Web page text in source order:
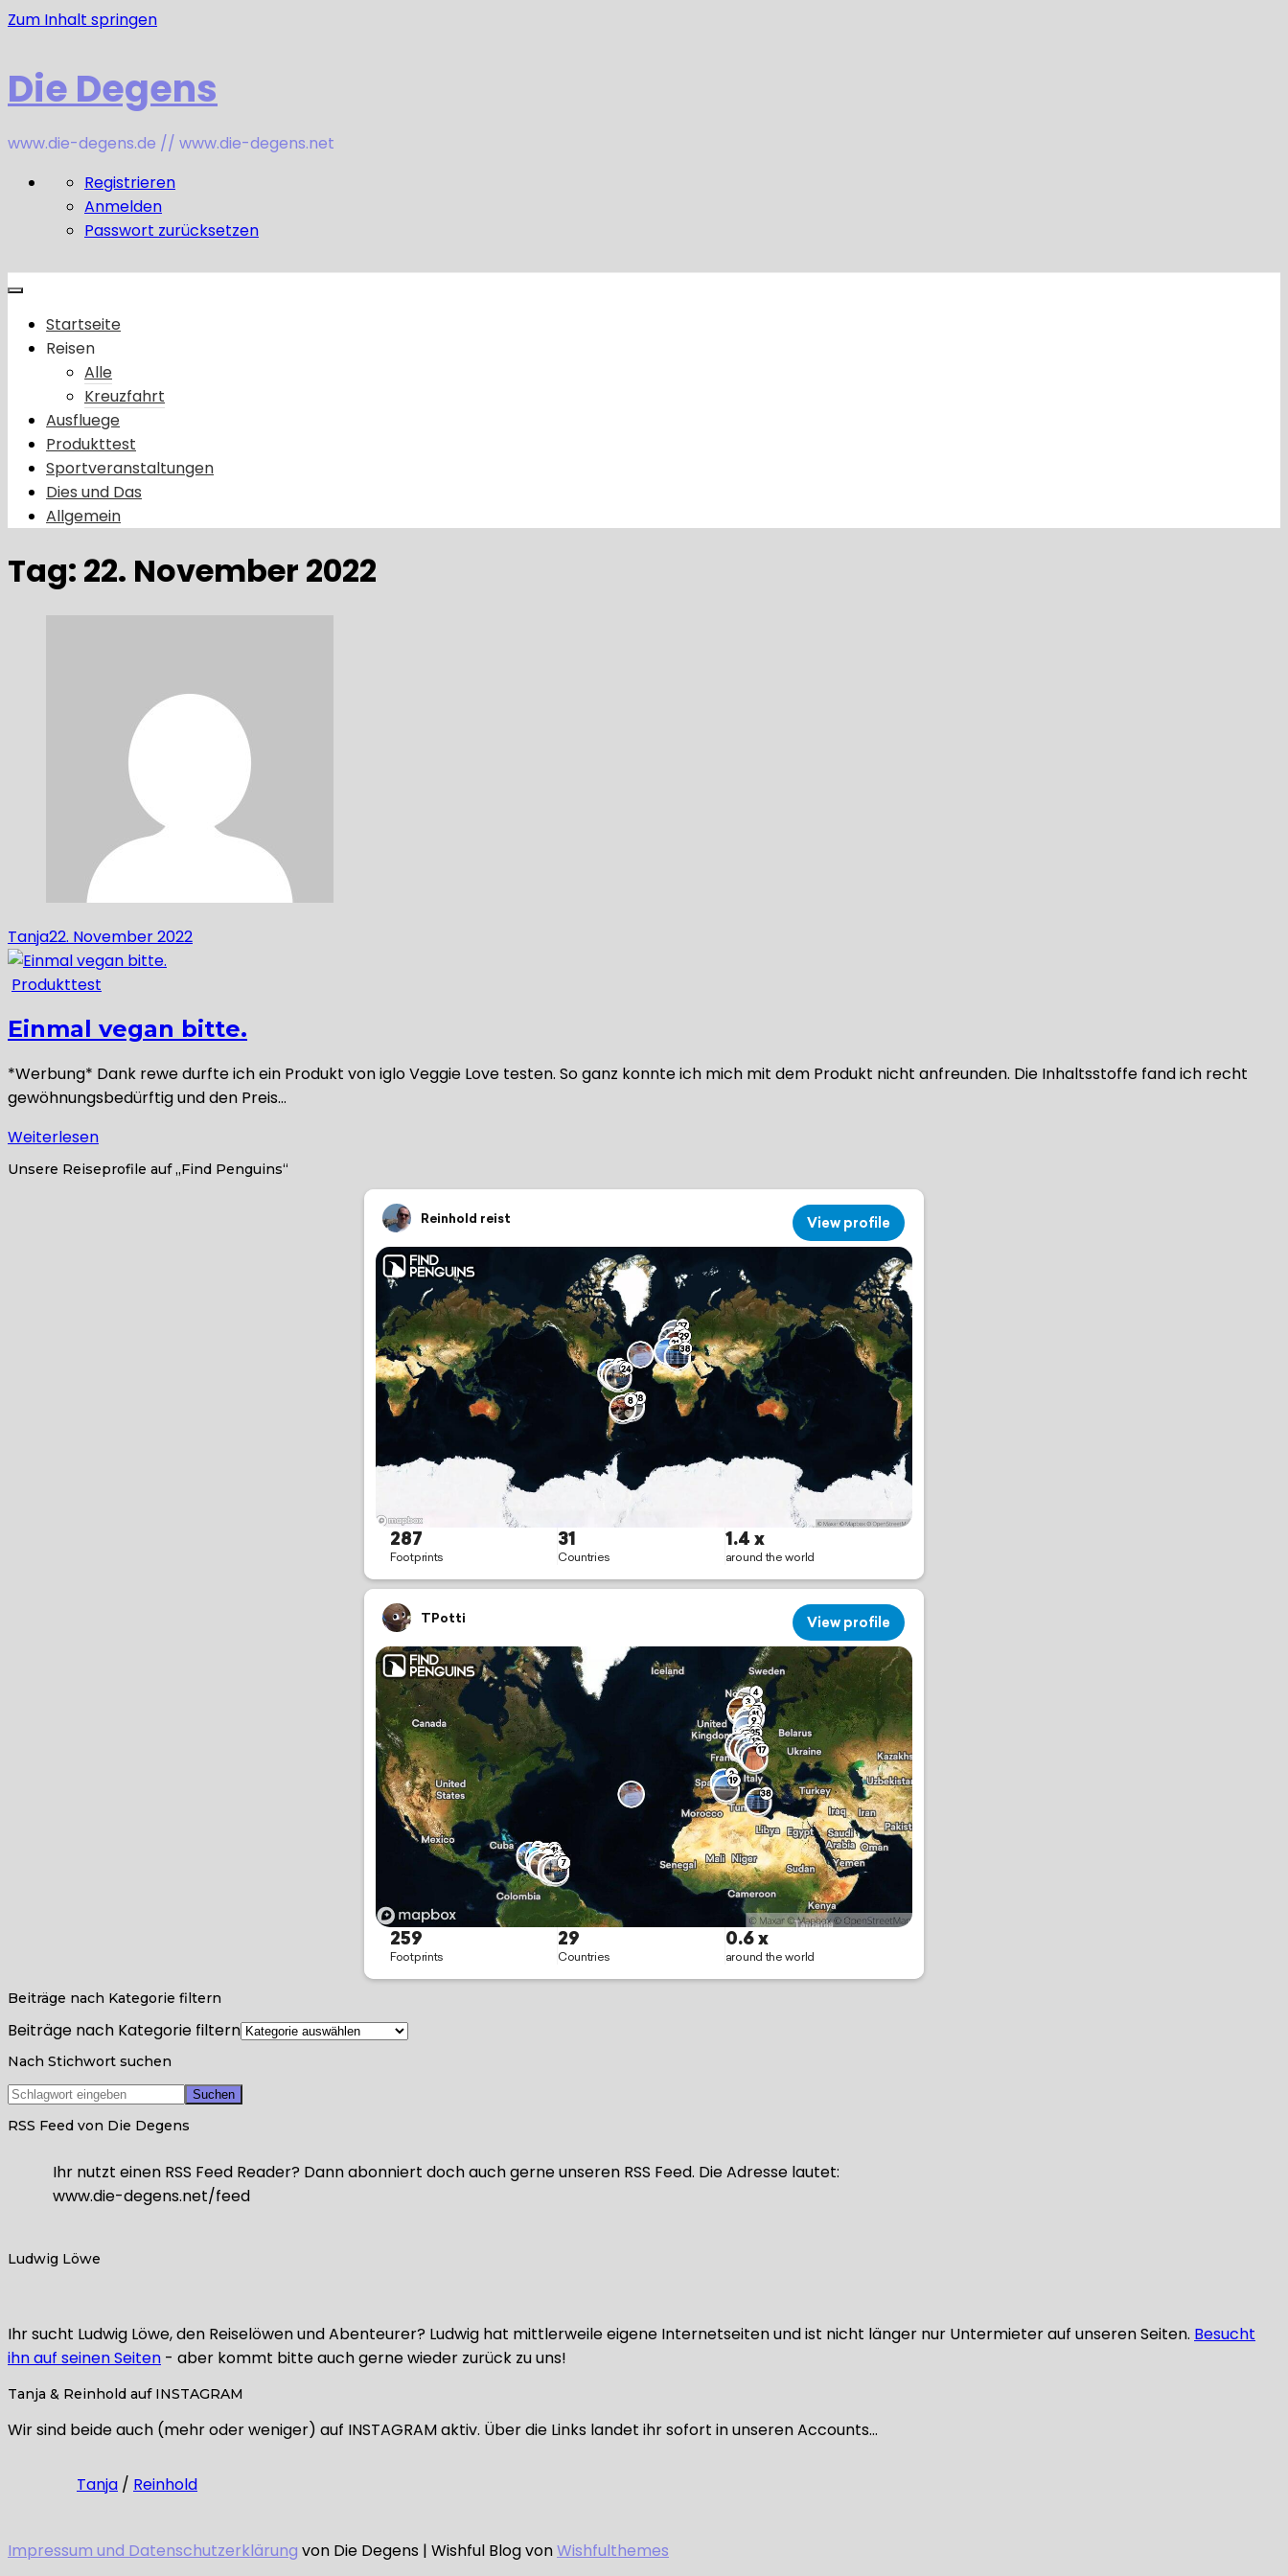
Zum Inhalt springen
Die Degens
www.die-degens.de // www.die-degens.net
Registrieren
Anmelden
Passwort zurücksetzen
Startseite
Reisen
Alle
Kreuzfahrt
Ausfluege
Produkttest
Sportveranstaltungen
Dies und Das
Allgemein
Tag: 22. November 2022
Tanja22. November 2022
Produkttest
Einmal vegan bitte.
*Werbung* Dank rewe durfte ich ein Produkt von iglo Veggie Love testen. So ganz konnte ich mich mit dem Produkt nicht anfreunden. Die Inhaltsstoffe fand ich recht
gewöhnungsbedürftig und den Preis…
Weiterlesen
Unsere Reiseprofile auf „Find Penguins“
Beiträge nach Kategorie filtern
Beiträge nach Kategorie filtern
Nach Stichwort suchen
RSS Feed von Die Degens
Ihr nutzt einen RSS Feed Reader? Dann abonniert doch auch gerne unseren RSS Feed. Die Adresse lautet:
www.die-degens.net/feed
Ludwig Löwe
Ihr sucht Ludwig Löwe, den Reiselöwen und Abenteurer? Ludwig hat mittlerweile eigene Internetseiten und ist nicht länger nur Untermieter auf unseren Seiten. Besucht
ihn auf seinen Seiten - aber kommt bitte auch gerne wieder zurück zu uns!
Tanja & Reinhold auf INSTAGRAM
Wir sind beide auch (mehr oder weniger) auf INSTAGRAM aktiv. Über die Links landet ihr sofort in unseren Accounts…
Tanja / Reinhold
Impressum und Datenschutzerklärung von Die Degens | Wishful Blog vonWishfulthemes